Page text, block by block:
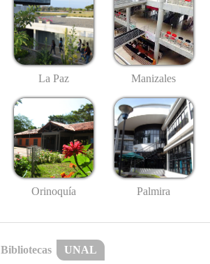
La Paz Manizales
Orinoquía Palmira
Bibliotecas UNAL